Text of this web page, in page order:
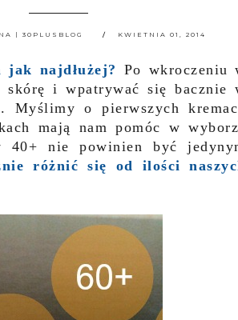
| 30PLUSBLOG KWIETNIA 01, 2014
jak najdłużej? Po wkroczeniu
skórę i wpatrywać się bacznie
Myślimy o pierwszych
mają nam pomóc w
40+ nie powinien być
różnić się od ilości